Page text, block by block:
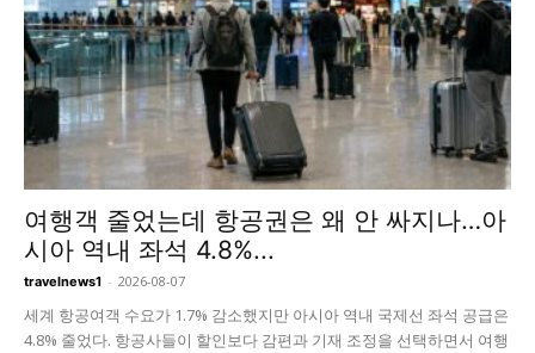
여행객 줄었는데 항공권은 왜 안 싸지나…아
시아 역내 좌석 4.8%...
travelnews1 - 2026-08-07
세계 항공여객 수요가 1.7% 감소했지만 아시아 역내 국제선 좌석 공급은
4.8% 줄었다. 항공사들이 할인보다 감편과 기재 조정을 선택하면서 여행